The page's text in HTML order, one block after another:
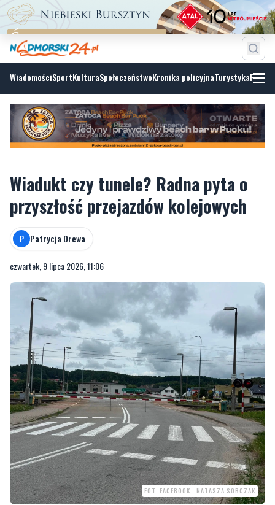
WiadomościSportKulturaSpołeczeństwoKronika policyjnaTurystyka
Wiadukt czy tunele? Radna pyta o
P Patrycja Drewa
FOT. FACEBOOK - NATASZA SOBCZAK
Wielka modernizacja linii kolejowej nr 202 przyniesie
rewolucję w układzie drogowym. Plany PKP PLK